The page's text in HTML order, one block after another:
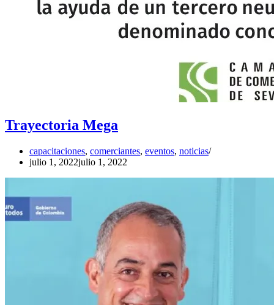
Trayectoria Mega
capacitaciones, comerciantes, eventos, noticias
julio 1, 2022julio 1, 2022